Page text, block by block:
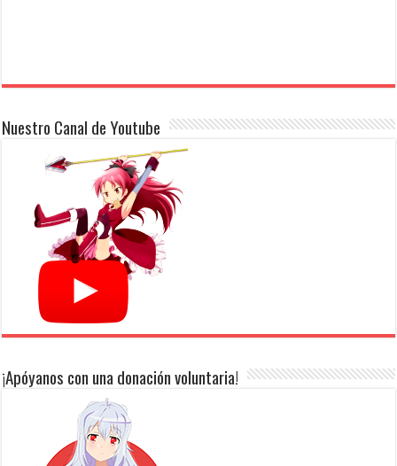
Nuestro Canal de Youtube
¡Apóyanos con una donación voluntaria!